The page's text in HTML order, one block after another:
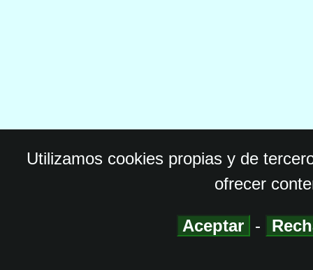
Utilizamos cookies propias y de
ofrecer
Aceptar -